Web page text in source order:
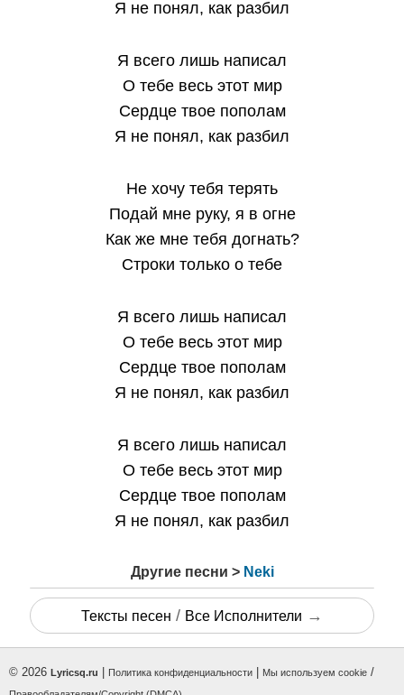
Я не понял, как разбил
Я всего лишь написал
О тебе весь этот мир
Сердце твое пополам
Я не понял, как разбил
Не хочу тебя терять
Подай мне руку, я в огне
Как же мне тебя догнать?
Строки только о тебе
Я всего лишь написал
О тебе весь этот мир
Сердце твое пополам
Я не понял, как разбил
Я всего лишь написал
О тебе весь этот мир
Сердце твое пополам
Я не понял, как разбил
Другие песни > Neki
Тексты песен / Все Исполнители →
© 2026 Lyricsq.ru Политика конфиденциальности Мы используем cookie /